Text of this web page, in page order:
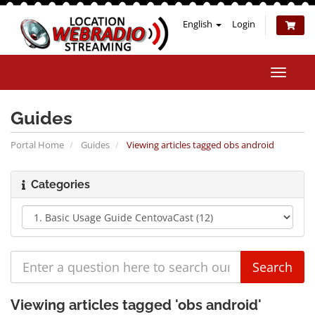
English Login
Toggle
Guides
Portal Home Guides Viewing articles tagged obs android
Categories
Viewing articles tagged 'obs android'